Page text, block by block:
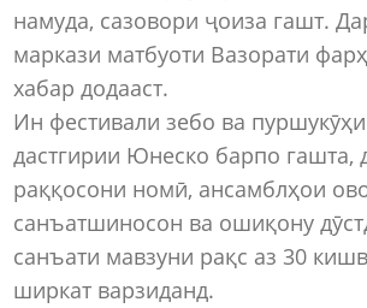
намуда, сазовори ҷоиза гашт.
маркази матбуоти Вазорати
хабар додааст.
Ин фестивали зебо ва
дастгирии Юнеско барпо гашта,
раққосони номӣ, ансамблҳои
санъатшиносон ва ошиқону
санъати мавзуни рақс аз 30
ширкат варзиданд.